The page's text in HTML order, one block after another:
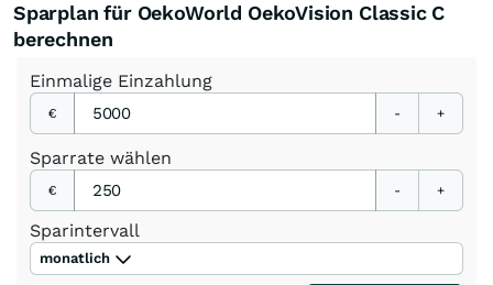
Sparplan für OekoWorld OekoVision Classic C
berechnen
Einmalige Einzahlung
€ - +
Sparrate wählen
€ - +
Sparintervall
monatlich